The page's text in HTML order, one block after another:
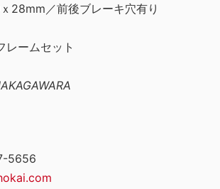
28mm／前後ブレーキ穴有り
ームセット
5656